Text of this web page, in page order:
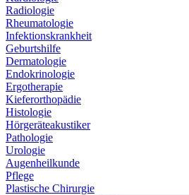
Radiologie
Rheumatologie
Infektionskrankheit
Geburtshilfe
Dermatologie
Endokrinologie
Ergotherapie
Kieferorthopädie
Histologie
Hörgeräteakustiker
Pathologie
Urologie
Augenheilkunde
Pflege
Plastische Chirurgie